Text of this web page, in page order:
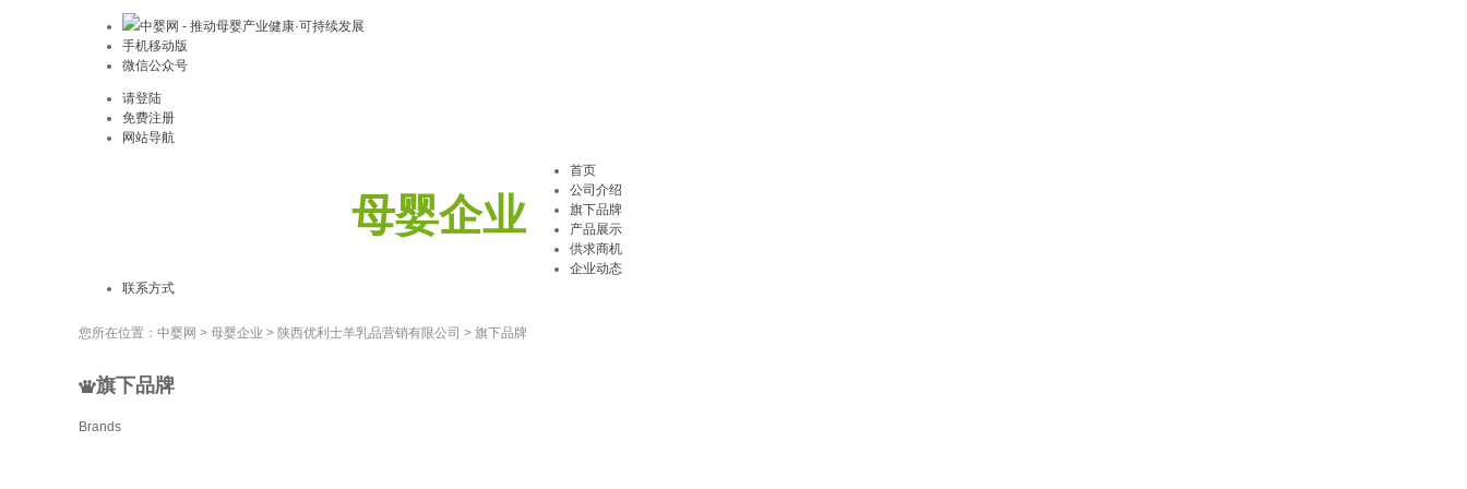
中婴网 - 推动母婴产业健康·可持续发展
手机移动版
微信公众号
请登陆
免费注册
网站导航
母婴企业
首页
公司介绍
旗下品牌
产品展示
供求商机
企业动态
联系方式
您所在位置： 中婴网 > 母婴企业 > 陕西优利士羊乳品营销有限公司 > 旗下品牌
旗下品牌
Brands